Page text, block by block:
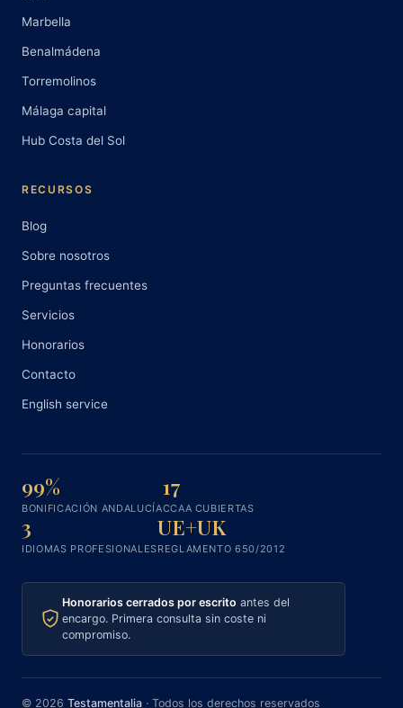
Marbella
Benalmádena
Torremolinos
Málaga capital
Hub Costa del Sol
RECURSOS
Blog
Sobre nosotros
Preguntas frecuentes
Servicios
Honorarios
Contacto
English service
99%
BONIFICACIÓN ANDALUCÍA
17
CCAA CUBIERTAS
3
IDIOMAS PROFESIONALES
UE+UK
REGLAMENTO 650/2012
Honorarios cerrados por escrito antes del
encargo. Primera consulta sin coste ni
compromiso.
© 2026 Testamentalia · Todos los derechos reservados